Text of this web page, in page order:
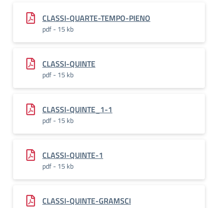
CLASSI-QUARTE-TEMPO-PIENO
pdf - 15 kb
CLASSI-QUINTE
pdf - 15 kb
CLASSI-QUINTE_1-1
pdf - 15 kb
CLASSI-QUINTE-1
pdf - 15 kb
CLASSI-QUINTE-GRAMSCI